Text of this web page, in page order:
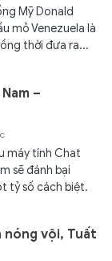
Mỹ Donald
mỏ Venezuela là
thời đưa ra...
–
máy tính Chat
sẽ đánh bại
tỷ số cách biệt.
nóng vội, Tuất